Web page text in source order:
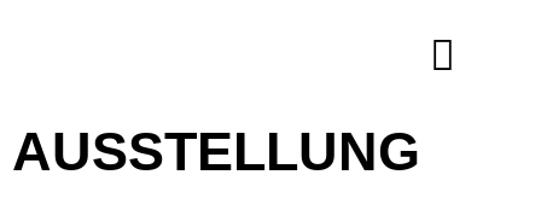
AUSSTELLUNG